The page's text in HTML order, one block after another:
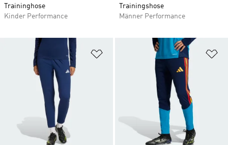
Traininghose
Kinder Performance
Trainingshose
Männer Performance
Zur Wunschliste hinzufügen